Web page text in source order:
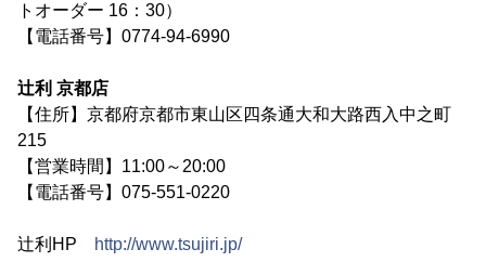
トオーダー 16：30）
【電話番号】0774-94-6990
辻利 京都店
【住所】京都府京都市東山区四条通大和大路西入中之町
215
【営業時間】11:00～20:00
【電話番号】075-551-0220
辻利HP http://www.tsujiri.jp/